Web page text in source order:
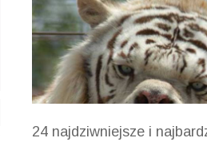
24 najdziwniejsze i